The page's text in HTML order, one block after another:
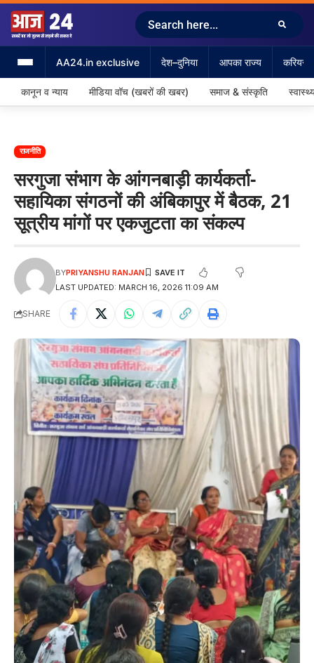
AA24.in exclusive देश–दुनिया आपका राज्य करियर
कानून व न्याय मीडिया वॉच (खबरों की खबर) समाज & संस्कृति
राजनीति
सरगुजा संभाग के आंगनबाड़ी कार्यकर्ता-
सहायिका संगठनों की अंबिकापुर में बैठक, 21
सूत्रीय मांगों पर एकजुटता का संकल्प
LAST UPDATED: MARCH 16, 2026 11:09 AM
BYPRIYANSHU RANJAN
SHARE